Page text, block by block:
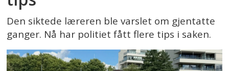
Den siktede læreren ble varslet om gjentatte
ganger. Nå har politiet fått flere tips i saken.